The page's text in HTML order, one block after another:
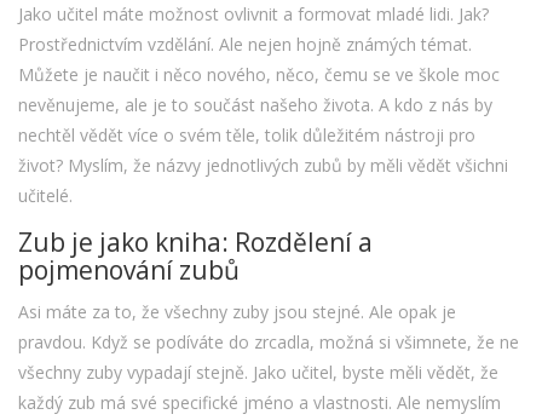
Jako učitel máte možnost ovlivnit a formovat mladé lidi. Jak?
Prostřednictvím vzdělání. Ale nejen hojně známých témat.
Můžete je naučit i něco nového, něco, čemu se ve škole moc
nevěnujeme, ale je to součást našeho života. A kdo z nás by
nechtěl vědět více o svém těle, tolik důležitém nástroji pro
život? Myslím, že názvy jednotlivých zubů by měli vědět všichni
učitelé.
Zub je jako kniha: Rozdělení a
pojmenování zubů
Asi máte za to, že všechny zuby jsou stejné. Ale opak je
pravdou. Když se podíváte do zrcadla, možná si všimnete, že ne
všechny zuby vypadají stejně. Jako učitel, byste měli vědět, že
každý zub má své specifické jméno a vlastnosti. Ale nemyslím